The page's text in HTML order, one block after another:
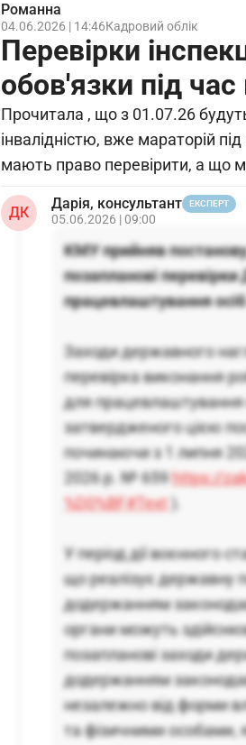
Романна
04.06.2026 | 14:46Кадровий облік
Перевірки
обов'язки під час
Прочитала , що з 01.07.26
інвалідністю, вже мараторій
мають право перевірити, а що
ДК
Дарія, консультант ЕКСПЕРТ
05.06.2026 | 09:00
КМУ прийняв
позапланові
працевлаштування осіб
Заходи державного
перевірка виконання
для працевлаштування
затвердженого цією
починаючи з 1 липня
2026 р. № 659https://
%D0%BF#Text ).
У період дії воєнного
що реалізує державну
додержанням
органи можуть
позапланові заходи
додержанням
незалежно від форми
та фізичними особами,